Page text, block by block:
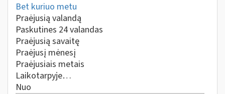
Bet kuriuo metu
Praėjusią valandą
Paskutines 24 valandas
Praėjusią savaitę
Praėjusį mėnesį
Praėjusiais metais
Laikotarpyje…
Nuo